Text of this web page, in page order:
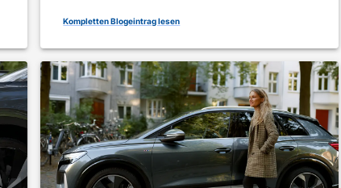
Kompletten Blogeintrag lesen